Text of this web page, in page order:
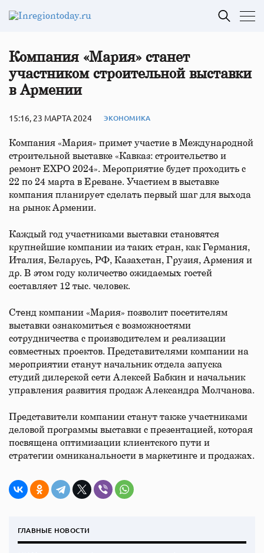
Компания «Мария» станет
участником строительной выставки
в Армении
15:16, 23 МАРТА 2024 ЭКОНОМИКА
Компания «Мария» примет участие в Международной
строительной выставке «Кавказ: строительство и
ремонт EXPO 2024». Мероприятие будет проходить с
22 по 24 марта в Ереване. Участием в выставке
компания планирует сделать первый шаг для выхода
на рынок Армении.
Каждый год участниками выставки становятся
крупнейшие компании из таких стран, как Германия,
Италия, Беларусь, РФ, Казахстан, Грузия, Армения и
др. В этом году количество ожидаемых гостей
составляет 12 тыс. человек.
Стенд компании «Мария» позволит посетителям
выставки ознакомиться с возможностями
сотрудничества с производителем и реализации
совместных проектов. Представителями компании на
мероприятии станут начальник отдела запуска
студий дилерской сети Алексей Бабкин и начальник
управления развития продаж Александра Молчанова.
Представители компании станут также участниками
деловой программы выставки с презентацией, которая
посвящена оптимизации клиентского пути и
стратегии омниканальности в маркетинге и продажах.
ГЛАВНЫЕ НОВОСТИ